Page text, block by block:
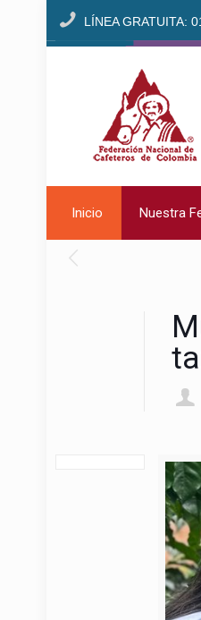
LÍNEA GRATUITA:
Inicio Nuestra